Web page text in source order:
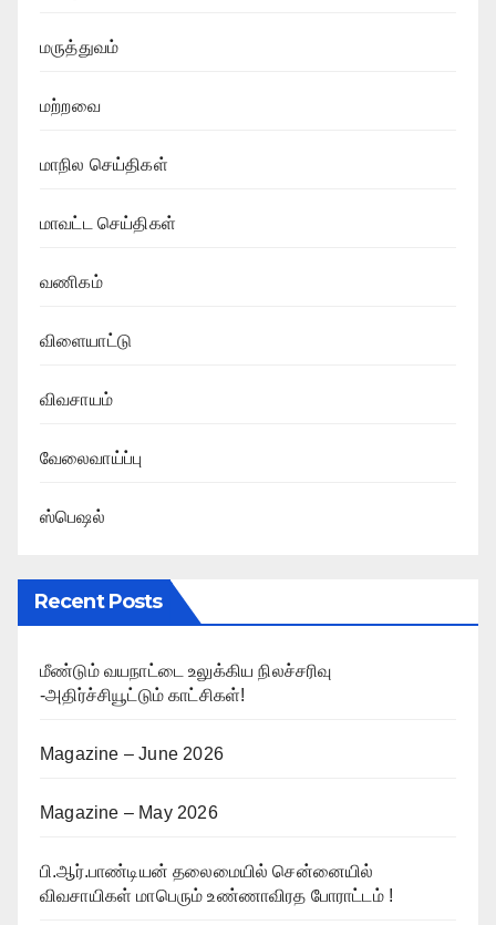
மருத்துவம்
மற்றவை
மாநில செய்திகள்
மாவட்ட செய்திகள்
வணிகம்
விளையாட்டு
விவசாயம்
வேலைவாய்ப்பு
ஸ்பெஷல்
Recent Posts
மீண்டும் வயநாட்டை உலுக்கிய நிலச்சரிவு
-அதிர்ச்சியூட்டும் காட்சிகள்!
Magazine – June 2026
Magazine – May 2026
பி.ஆர்.பாண்டியன் தலைமையில் சென்னையில்
விவசாயிகள் மாபெரும் உண்ணாவிரத போராட்டம் !